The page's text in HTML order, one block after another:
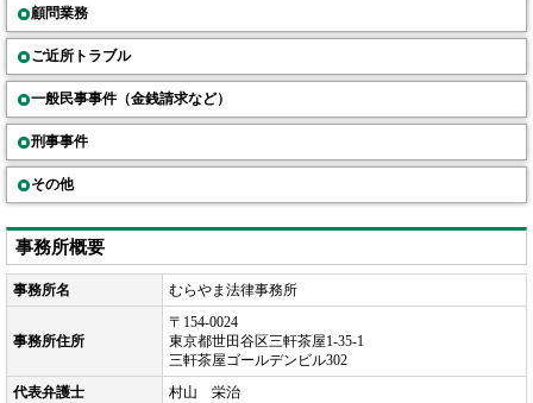
顧問業務
ご近所トラブル
一般民事事件（金銭請求など）
刑事事件
その他
事務所概要
事務所名 むらやま法律事務所
事務所住所
〒154-0024
東京都世田谷区三軒茶屋1-35-1
三軒茶屋ゴールデンビル302
代表弁護士
村山 栄治